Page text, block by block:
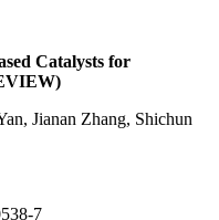
Catalysts for
Jianan Zhang, Shichun
7